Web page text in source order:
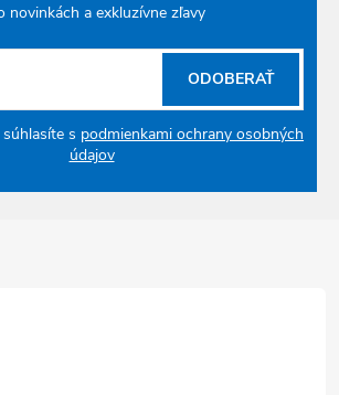
novinkách a exkluzívne zľavy
s podmienkami ochrany osobných
údajov
ODOBERAŤ